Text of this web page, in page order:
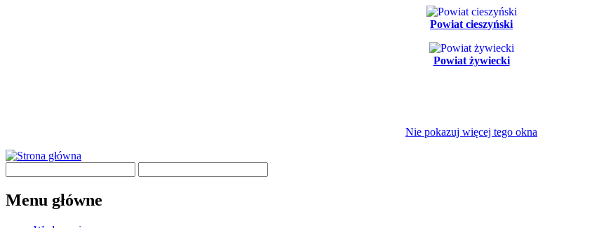
Powiat cieszyński
Powiat żywiecki
Nie pokazuj więcej tego okna
Menu główne